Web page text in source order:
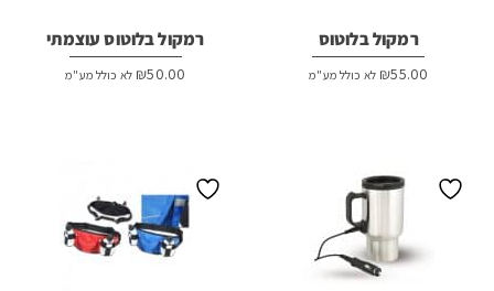
רמקול בלוטוס
₪55.00 לא כולל מע"מ
רמקול בלוטוס עוצמתי
₪50.00 לא כולל מע"מ